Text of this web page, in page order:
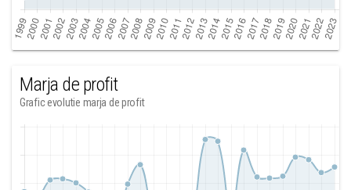
Marja de profit
Grafic evolutie marja de profit